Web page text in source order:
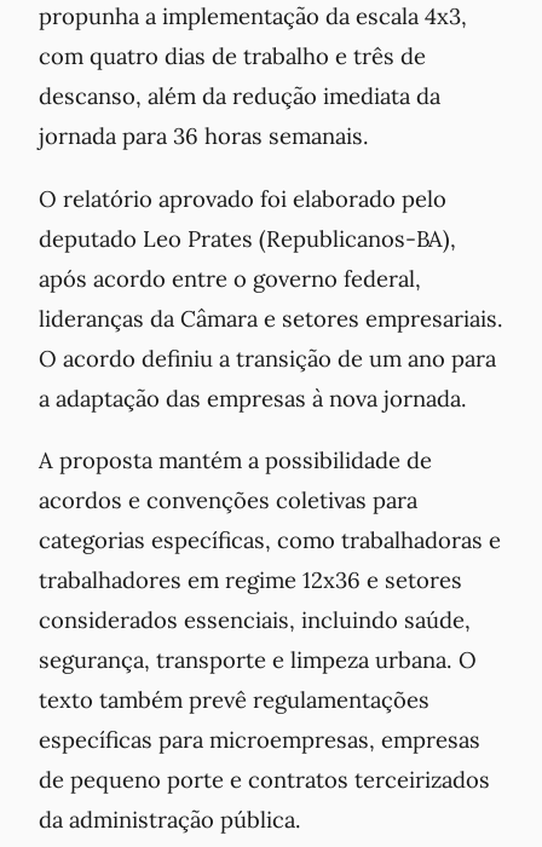
propunha a implementação da escala 4x3,
com quatro dias de trabalho e três de
descanso, além da redução imediata da
jornada para 36 horas semanais.
O relatório aprovado foi elaborado pelo
deputado Leo Prates (Republicanos-BA),
após acordo entre o governo federal,
lideranças da Câmara e setores empresariais.
O acordo definiu a transição de um ano para
a adaptação das empresas à nova jornada.
A proposta mantém a possibilidade de
acordos e convenções coletivas para
categorias específicas, como trabalhadoras e
trabalhadores em regime 12x36 e setores
considerados essenciais, incluindo saúde,
segurança, transporte e limpeza urbana. O
texto também prevê regulamentações
específicas para microempresas, empresas
de pequeno porte e contratos terceirizados
da administração pública.